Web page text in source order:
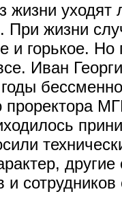
жизни уходят
При жизни
и горькое. Но
Иван
проректора
и